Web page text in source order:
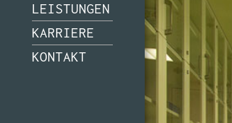
LEISTUNGEN
KARRIERE
KONTAKT